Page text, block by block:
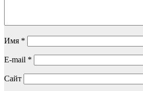
Имя *
E-mail *
Сайт